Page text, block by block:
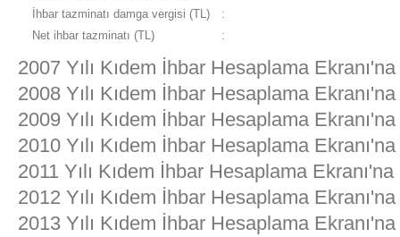
İhbar tazminatı damga vergisi (TL)
:
Net ihbar tazminatı (TL)
:
2007 Yılı Kıdem İhbar Hesaplama
2008 Yılı Kıdem İhbar Hesaplama
2009 Yılı Kıdem İhbar Hesaplama
2010 Yılı Kıdem İhbar Hesaplama
2011 Yılı Kıdem İhbar Hesaplama
2012 Yılı Kıdem İhbar Hesaplama
2013 Yılı Kıdem İhbar Hesaplama